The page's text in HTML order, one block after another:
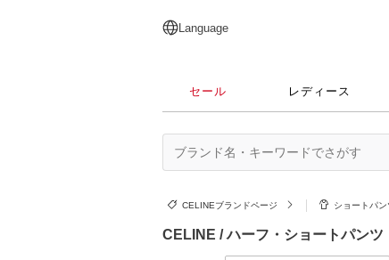
日本語
English
简体中文
繁體中文
Language
セール レディース
CELINEブランドページ ショートパ
CELINE / ハーフ・ショートパンツ